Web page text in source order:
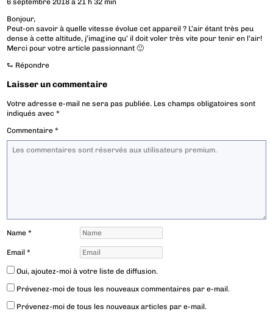
6 septembre 2018 à 21 h 32 min
Bonjour,
Peut-on savoir à quelle vitesse évolue cet appareil ? L’air étant très peu
dense à cette altitude, j’imagine qu’ il doit voler très vite pour tenir en l’air!
Merci pour votre article passionnant 🙂
⮑ Répondre
Laisser un commentaire
Votre adresse e-mail ne sera pas publiée. Les champs obligatoires sont
indiqués avec*
Commentaire*
Name*
Email*
Oui, ajoutez-moi à votre liste de diffusion.
Prévenez-moi de tous les nouveaux commentaires par e-mail.
Prévenez-moi de tous les nouveaux articles par e-mail.